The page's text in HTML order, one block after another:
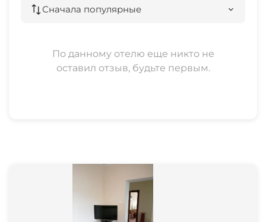
Сначала популярные
По данному отелю еще никто не
оставил отзыв, будьте первым.